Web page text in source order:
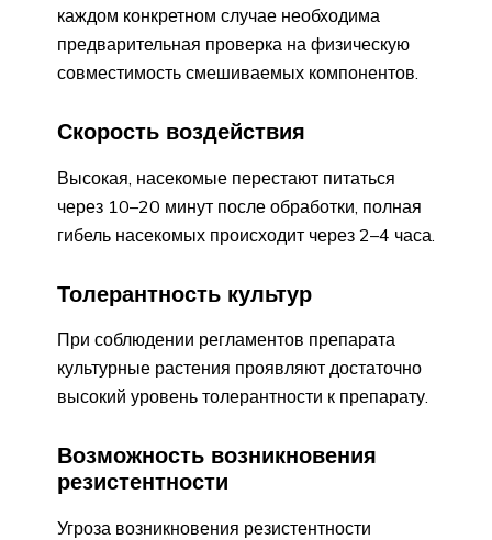
каждом конкретном случае необходима
предварительная проверка на физическую
совместимость смешиваемых компонентов.
Скорость воздействия
Высокая, насекомые перестают питаться
через 10–20 минут после обработки, полная
гибель насекомых происходит через 2–4 часа.
Толерантность культур
При соблюдении регламентов препарата
культурные растения проявляют достаточно
высокий уровень толерантности к препарату.
Возможность возникновения
резистентности
Угроза возникновения резистентности